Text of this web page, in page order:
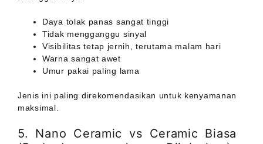
Daya tolak panas sangat tinggi
Tidak mengganggu sinyal
Visibilitas tetap jernih, terutama malam hari
Warna sangat awet
Umur pakai paling lama
Jenis ini paling direkomendasikan untuk kenyamanan
maksimal.
5. Nano Ceramic vs Ceramic Biasa